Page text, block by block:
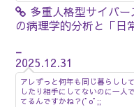
多重人格型サイバー
の病理学的分析と「日
_
2025.12.31
アレずっと何年も同じ暮らしし
したり相手にしてないのに一人
てるんですかね？(ﾟoﾟ;;